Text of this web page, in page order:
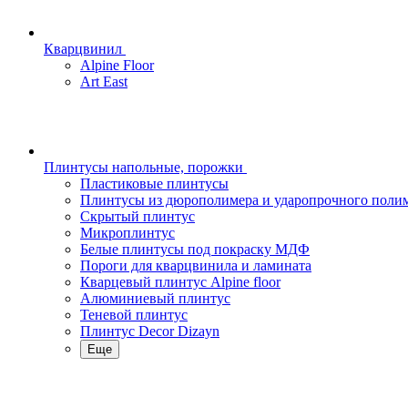
Кварцвинил
Alpine Floor
Art East
Плинтусы напольные, порожки
Пластиковые плинтусы
Плинтусы из дюрополимера и ударопрочного
Скрытый плинтус
Микроплинтус
Белые плинтусы под покраску МДФ
Пороги для кварцвинила и ламината
Кварцевый плинтус Alpine floor
Алюминиевый плинтус
Теневой плинтус
Плинтус Decor Dizayn
Еще